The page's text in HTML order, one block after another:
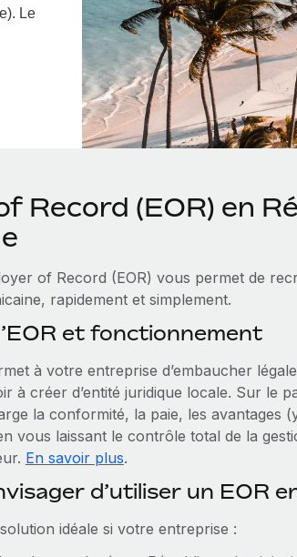
Le
Record (EOR) en
of Record (EOR) vous permet de
rapidement et simplement.
et fonctionnement
à votre entreprise d’embaucher
à créer d’entité juridique locale. Sur le
la conformité, la paie, les avantages
vous laissant le contrôle total de la
En savoir plus.
d’utiliser un EOR
idéale si votre entreprise :